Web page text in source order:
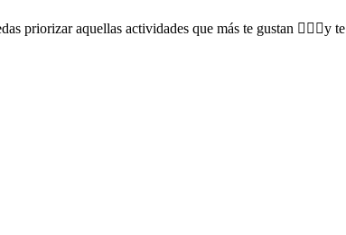
priorizar aquellas actividades que más te gustan 💆🏻‍♀️y te